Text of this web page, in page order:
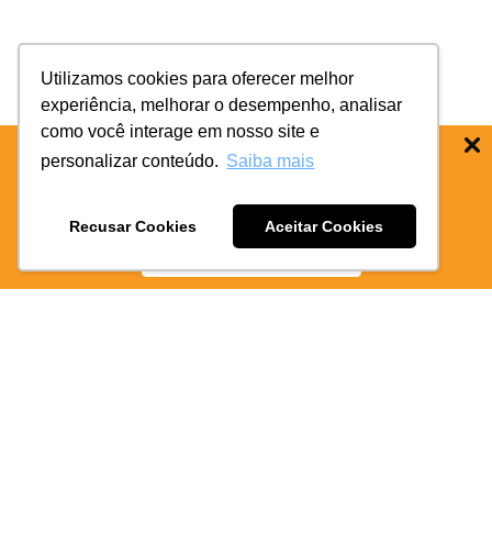
BAIXE O APP COIFE ODONTO:
BAIXE AGORA
Utilizamos cookies para oferecer melhor
experiência, melhorar o desempenho, analisar
como você interage em nosso site e
personalizar conteúdo. Saiba mais
Recusar Cookies Aceitar Cookies
e